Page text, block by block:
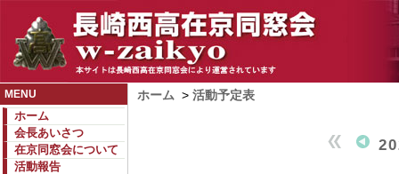
MENU
ホーム
会長あいさつ
在京同窓会について
活動報告
ホーム > 活動予定表